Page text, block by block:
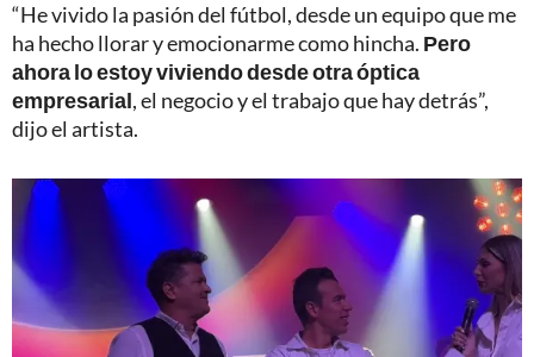
“He vivido la pasión del fútbol, desde un equipo que me
ha hecho llorar y emocionarme como hincha. Pero
ahora lo estoy viviendo desde otra óptica
empresarial, el negocio y el trabajo que hay detrás”,
dijo el artista.